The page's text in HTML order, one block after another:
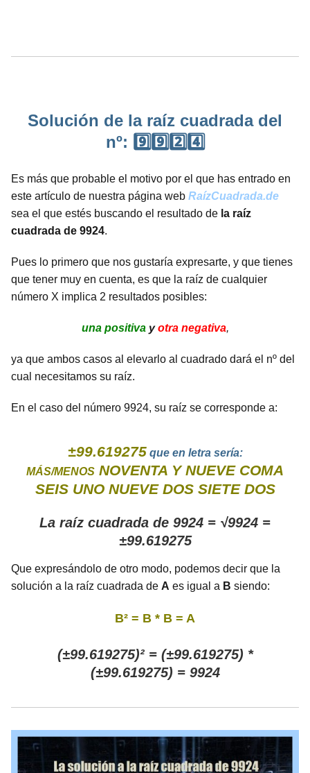
Solución de la raíz cuadrada del
nº: 9️⃣9️⃣2️⃣4️⃣
Es más que probable el motivo por el que has entrado en
este artículo de nuestra página web RaízCuadrada.de
sea el que estés buscando el resultado de la raíz
cuadrada de 9924.
Pues lo primero que nos gustaría expresarte, y que tienes
que tener muy en cuenta, es que la raíz de cualquier
número X implica 2 resultados posibles:
una positivayotra negativa,
ya que ambos casos al elevarlo al cuadrado dará el nº del
cual necesitamos su raíz.
En el caso del número 9924, su raíz se corresponde a:
±99.619275que en letra sería:
MÁS/MENOS NOVENTA Y NUEVE COMA
SEIS UNO NUEVE DOS SIETE DOS
La raíz cuadrada de 9924 = √9924 =
±99.619275
Que expresándolo de otro modo, podemos decir que la
solución a la raíz cuadrada de A es igual a B siendo:
B² = B * B = A
(±99.619275)² = (±99.619275) *
(±99.619275) = 9924